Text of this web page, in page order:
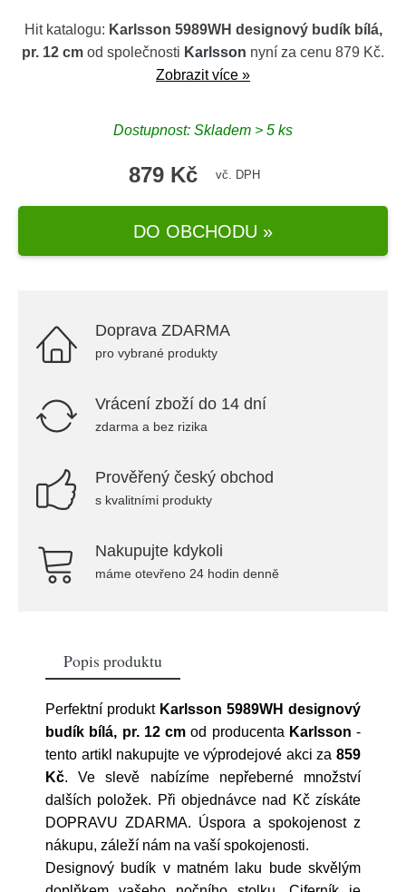
Hit katalogu: Karlsson 5989WH designový budík bílá,
pr. 12 cm od společnosti Karlsson nyní za cenu 879 Kč.
Zobrazit více »
Dostupnost: Skladem > 5 ks
879 Kč vč. DPH
DO OBCHODU »
Doprava ZDARMA
pro vybrané produkty
Vrácení zboží do 14 dní
zdarma a bez rizika
Prověřený český obchod
s kvalitními produkty
Nakupujte kdykoli
máme otevřeno 24 hodin denně
Popis produktu
Perfektní produkt Karlsson 5989WH designový
budík bílá, pr. 12 cm od producenta Karlsson -
tento artikl nakupujte ve výprodejové akci za 859
Kč. Ve slevě nabízíme nepřeberné množství
dalších položek. Při objednávce nad Kč získáte
DOPRAVU ZDARMA. Úspora a spokojenost z
nákupu, záleží nám na vaší spokojenosti.
Designový budík v matném laku bude skvělým